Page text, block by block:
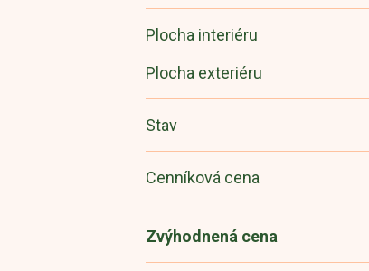
Plocha interiéru
Plocha exteriéru
Stav
Cenníková cena
Zvýhodnená cena